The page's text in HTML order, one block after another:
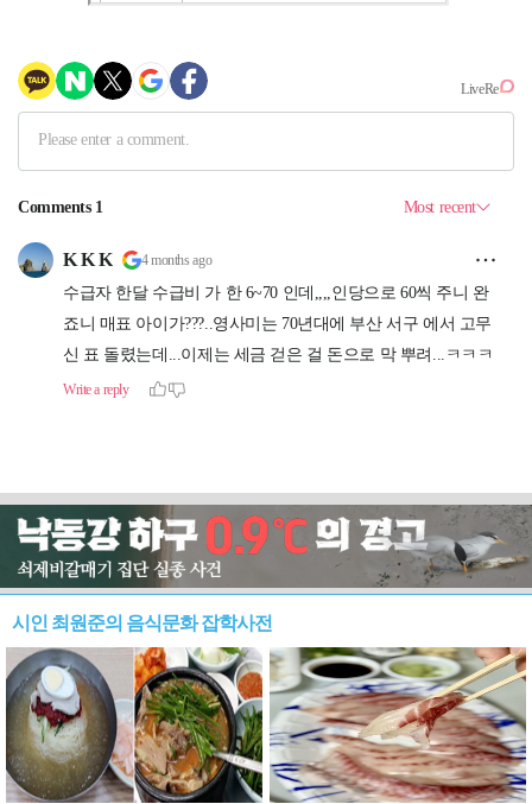
시인 최원준의 음식문화 잡학사전